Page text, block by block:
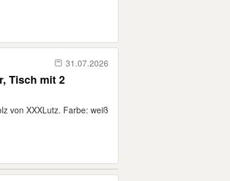
31.07.2026
Tisch mit 2
von XXXLutz. Farbe: weiß